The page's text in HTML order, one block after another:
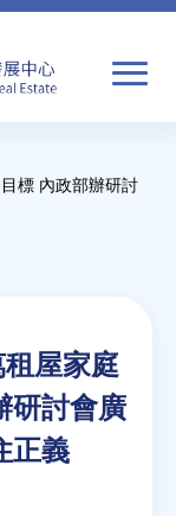
標 內政部辦研討
租屋家庭
研討會廣
正義